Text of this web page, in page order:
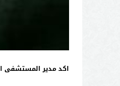
اكد مدير المستشفى